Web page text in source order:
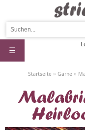
☰
Startseite » Garne »